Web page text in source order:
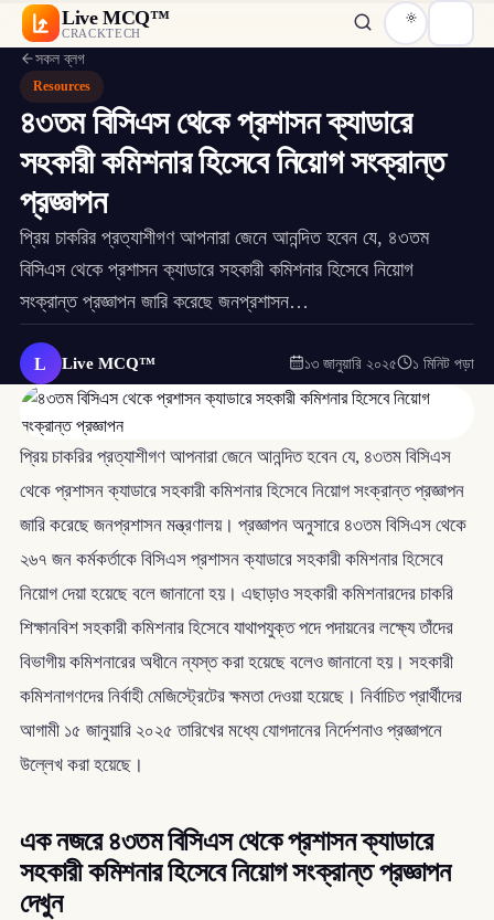
Live MCQ™
CRACKTECH
সকল ব্লগ
Resources
৪৩তম বিসিএস থেকে প্রশাসন ক্যাডারে
সহকারী কমিশনার হিসেবে নিয়োগ সংক্রান্ত
প্রজ্ঞাপন
প্রিয় চাকরির প্রত্যাশীগণ আপনারা জেনে আনন্দিত হবেন যে, ৪৩তম
বিসিএস থেকে প্রশাসন ক্যাডারে সহকারী কমিশনার হিসেবে নিয়োগ
সংক্রান্ত প্রজ্ঞাপন জারি করেছে জনপ্রশাসন…
L Live MCQ™ ১৩ জানুয়ারি ২০২৫ ১ মিনিট পড়া
প্রিয় চাকরির প্রত্যাশীগণ আপনারা জেনে আনন্দিত হবেন যে, ৪৩তম বিসিএস
থেকে প্রশাসন ক্যাডারে সহকারী কমিশনার হিসেবে নিয়োগ সংক্রান্ত প্রজ্ঞাপন
জারি করেছে জনপ্রশাসন মন্ত্রণালয়। প্রজ্ঞাপন অনুসারে ৪৩তম বিসিএস থেকে
২৬৭ জন কর্মকর্তাকে বিসিএস প্রশাসন ক্যাডারে সহকারী কমিশনার হিসেবে
নিয়োগ দেয়া হয়েছে বলে জানানো হয়। এছাড়াও সহকারী কমিশনারদের চাকরি
শিক্ষানবিশ সহকারী কমিশনার হিসেবে যাথাপযুক্ত পদে পদায়নের লক্ষ্যে তাঁদের
বিভাগীয় কমিশনারের অধীনে ন্যস্ত করা হয়েছে বলেও জানানো হয়। সহকারী
কমিশনাগণদের নির্বাহী মেজিস্ট্রেটের ক্ষমতা দেওয়া হয়েছে। নির্বাচিত প্রার্থীদের
আগামী ১৫ জানুয়ারি ২০২৫ তারিখের মধ্যে যোগদানের নির্দেশনাও প্রজ্ঞাপনে
উল্লেখ করা হয়েছে।
এক নজরে ৪৩তম বিসিএস থেকে প্রশাসন ক্যাডারে
সহকারী কমিশনার হিসেবে নিয়োগ সংক্রান্ত প্রজ্ঞাপন
দেখুন